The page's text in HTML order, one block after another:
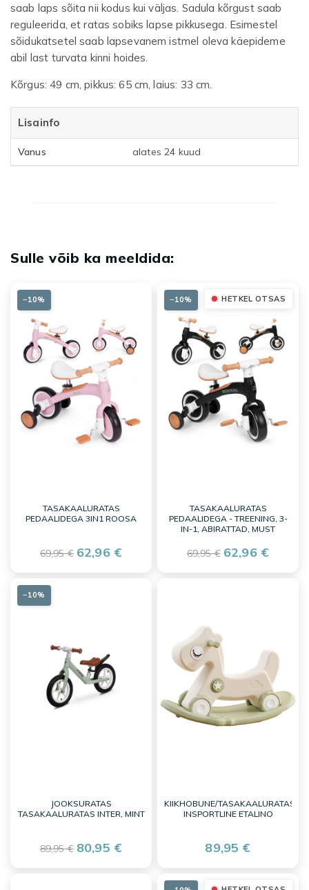
saab laps sõita nii kodus kui väljas. Sadula kõrgust saab
reguleerida, et ratas sobiks lapse pikkusega. Esimestel
sõidukatsetel saab lapsevanem istmel oleva käepideme
abil last turvata kinni hoides.
Kõrgus: 49 cm, pikkus: 65 cm, laius: 33 cm.
Lisainfo
Vanus alates 24 kuud
TASAKAALURATAS
PEDAALIDEGA 3IN1 ROOSA
69,95 € 62,96 €
−10% HETKEL OTSAS
TASAKAALURATAS
PEDAALIDEGA - TREENING, 3-
IN-1, ABIRATTAD, MUST
69,95 € 62,96 €
−10%
JOOKSURATAS
TASAKAALURATAS INTER, MINT
89,95 € 80,95 €
−10%
KIIKHOBUNE/TASAKAALURATAS
INSPORTLINE ETALINO
89,95 €